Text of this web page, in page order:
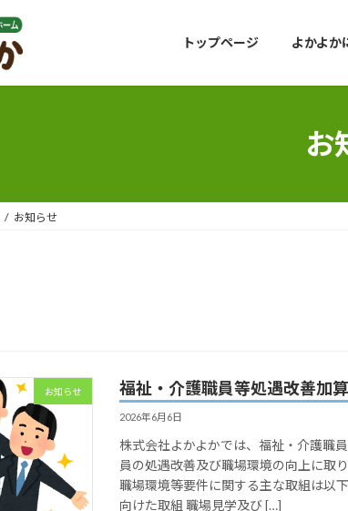
トップページ よかよか
お
お知らせ
お知らせ 福祉・介護職員等処遇改善加
2026年6月6日
株式会社よかよかでは、福祉・介護職
員の処遇改善及び職場環境の向上に取
職場環境等要件に関する主な取組は以
向けた取組 職場見学及び […]